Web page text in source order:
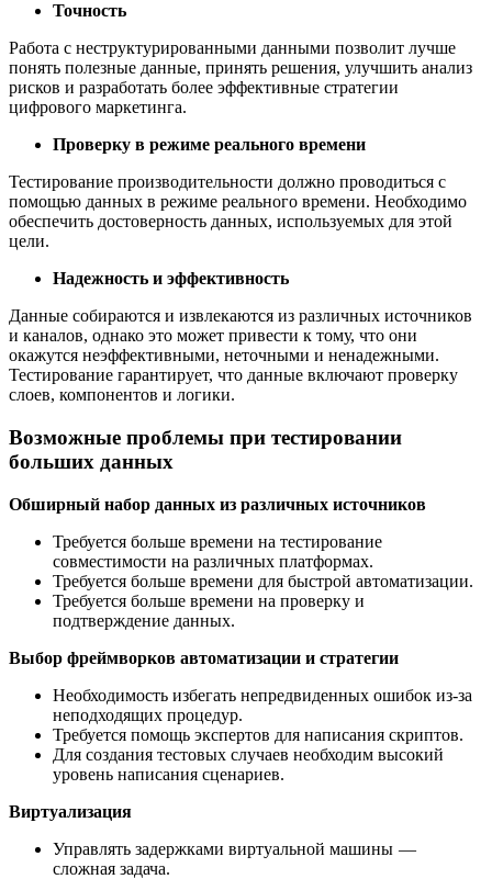
Точность
Работа с неструктурированными данными позволит лучше
понять полезные данные, принять решения, улучшить анализ
рисков и разработать более эффективные стратегии
цифрового маркетинга.
Проверку в режиме реального времени
Тестирование производительности должно проводиться с
помощью данных в режиме реального времени. Необходимо
обеспечить достоверность данных, используемых для этой
цели.
Надежность и эффективность
Данные собираются и извлекаются из различных источников
и каналов, однако это может привести к тому, что они
окажутся неэффективными, неточными и ненадежными.
Тестирование гарантирует, что данные включают проверку
слоев, компонентов и логики.
Возможные проблемы при тестировании
больших данных
Обширный набор данных из различных источников
Требуется больше времени на тестирование
совместимости на различных платформах.
Требуется больше времени для быстрой автоматизации.
Требуется больше времени на проверку и
подтверждение данных.
Выбор фреймворков автоматизации и стратегии
Необходимость избегать непредвиденных ошибок из-за
неподходящих процедур.
Требуется помощь экспертов для написания скриптов.
Для создания тестовых случаев необходим высокий
уровень написания сценариев.
Виртуализация
Управлять задержками виртуальной машины —
сложная задача.